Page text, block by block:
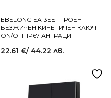
EBELONG EA13EE · ТРОЕН
БЕЗЖИЧЕН КИНЕТИЧЕН КЛЮЧ
ON/OFF IP67 АНТРАЦИТ
22.61 €/ 44.22 лв.